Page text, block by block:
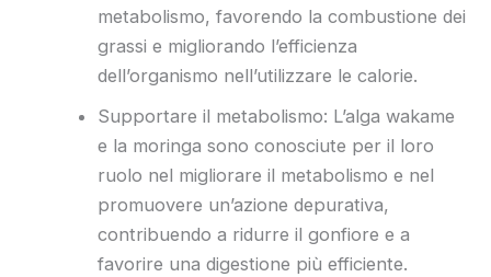
metabolismo, favorendo la combustione dei
grassi e migliorando l’efficienza
dell’organismo nell’utilizzare le calorie.
Supportare il metabolismo: L’alga wakame
e la moringa sono conosciute per il loro
ruolo nel migliorare il metabolismo e nel
promuovere un’azione depurativa,
contribuendo a ridurre il gonfiore e a
favorire una digestione più efficiente.